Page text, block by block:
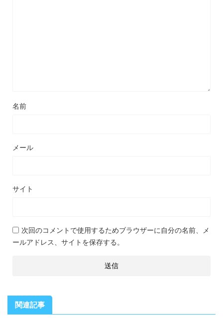
名前
メール
サイト
次回のコメントで使用するためブラウザーに自分の名前、メ
ールアドレス、サイトを保存する。
関連記事